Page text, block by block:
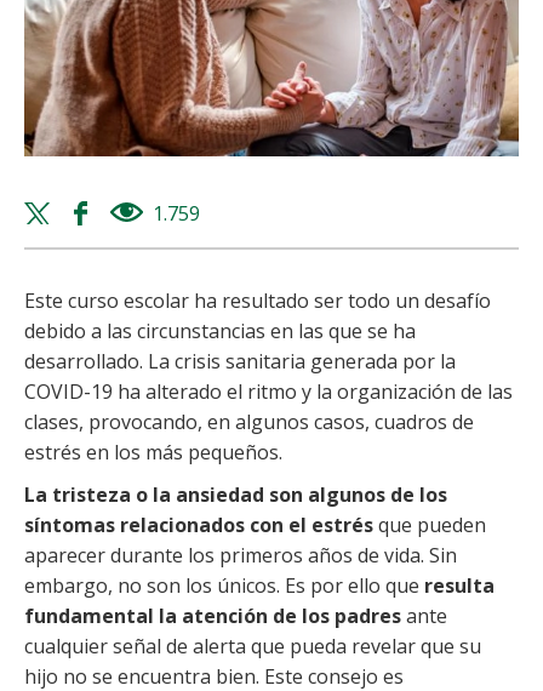
Twitter
share
Facebook
share
1.759
Este curso escolar ha resultado ser todo un desafío
debido a las circunstancias en las que se ha
desarrollado. La crisis sanitaria generada por la
COVID-19 ha alterado el ritmo y la organización de las
clases, provocando, en algunos casos, cuadros de
estrés en los más pequeños.
La tristeza o la ansiedad son algunos de los
síntomas relacionados con el estrésque pueden
aparecer durante los primeros años de vida. Sin
embargo, no son los únicos. Es por ello que resulta
fundamental la atención de los padresante
cualquier señal de alerta que pueda revelar que su
hijo no se encuentra bien. Este consejo es